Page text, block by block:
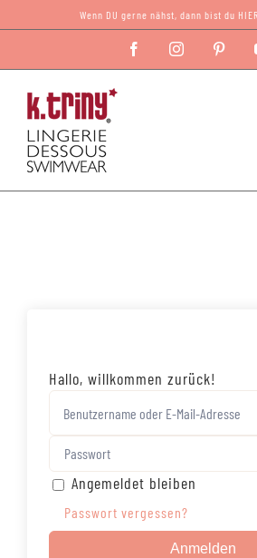
Inhalt
Wenn DU gerne nähst, dann bist du
FacebookInstagram
Hallo, willkommen zurück!
Angemeldet bleiben
Passwort vergessen?
Anmelden